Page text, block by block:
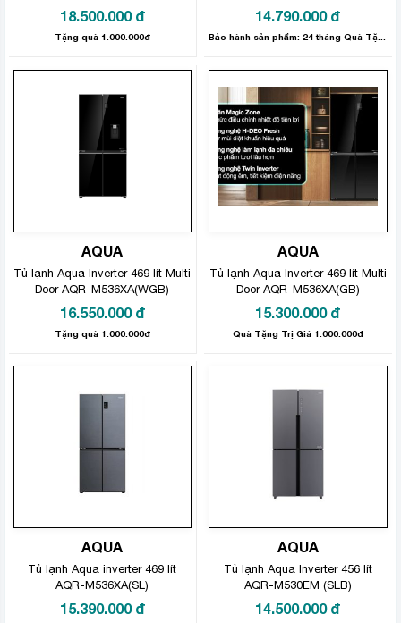
18.500.000 đ
Tặng quà 1.000.000đ
14.790.000 đ
AQUA
Tủ lạnh Aqua Inverter 469 lít Multi
Door AQR-M536XA(WGB)
16.550.000 đ
Tặng quà 1.000.000đ
AQUA
Tủ lạnh Aqua Inverter 469 lít Multi
Door AQR-M536XA(GB)
15.300.000 đ
Quà Tặng Trị Giá 1.000.000đ
AQUA
Tủ lạnh Aqua inverter 469 lít
AQR-M536XA(SL)
15.390.000 đ
AQUA
Tủ lạnh Aqua Inverter 456 lít
AQR-M530EM (SLB)
14.500.000 đ